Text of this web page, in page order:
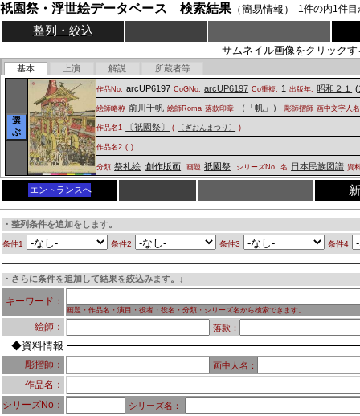
祇園祭・浮世絵データベース 検索結果（簡易情報） 1件の内1件目
整列・絞込
サムネイル画像をクリック
基本 上演 解説 所蔵者等
選
ぶ
作品No. arcUP6197 CoGNo. arcUP6197 Co重複: 1 出版年: 昭和２１ (
絵師略称 前川千帆 絵師Roma 落款印章 （「帆」） 彫師摺師 画中文字人名
作品名1 〔祇園祭〕 ( 〔ぎおんまつり〕 )
作品名2 ( )
分類 祭礼絵 創作版画 画題 祇園祭 シリーズNo. 名 日本民族図譜 資
エントランスへ
・整列条件を追加をします。
条件1 条件2 条件3 条件4
・さらに条件を追加して結果を絞込みます。↓
キーワード：
画題・作品名・演目・役者・役名・分類・シリーズ名から検索できます。
絵師： 落款：
◆資料情報
彫摺師： 画中人名：
作品名：
シリーズNo：
シリーズ名：